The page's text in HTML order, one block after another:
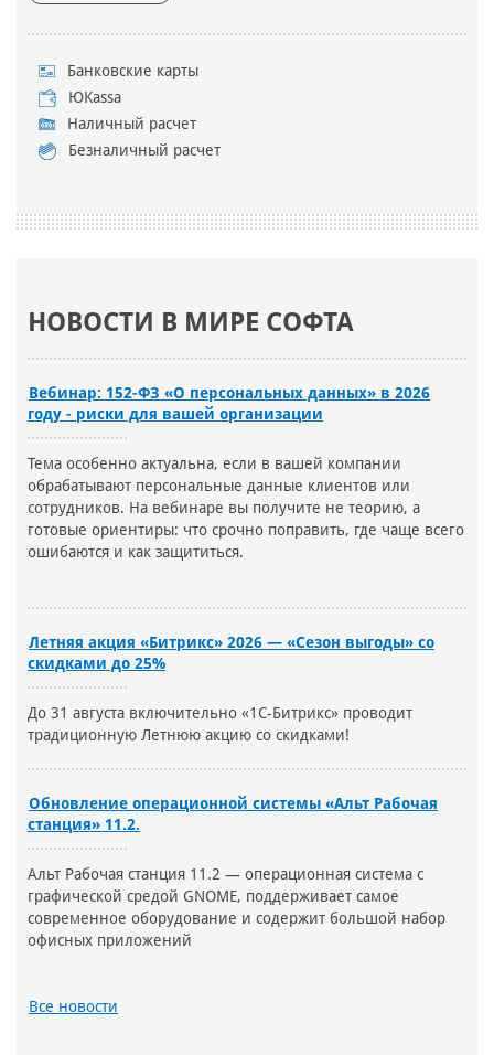
Банковские карты
ЮKassa
Наличный расчет
Безналичный расчет
НОВОСТИ В МИРЕ СОФТА
Вебинар: 152-ФЗ «О персональных данных» в 2026
году - риски для вашей организации
Тема особенно актуальна, если в вашей компании
обрабатывают персональные данные клиентов или
сотрудников. На вебинаре вы получите не теорию, а
готовые ориентиры: что срочно поправить, где чаще всего
ошибаются и как защититься.
Летняя акция «Битрикс» 2026 — «Сезон выгоды» со
скидками до 25%
До 31 августа включительно «1С-Битрикс» проводит
традиционную Летнюю акцию со скидками!
Обновление операционной системы «Альт Рабочая
станция» 11.2.
Альт Рабочая станция 11.2 — операционная система с
графической средой GNOME, поддерживает самое
современное оборудование и содержит большой набор
офисных приложений
Все новости